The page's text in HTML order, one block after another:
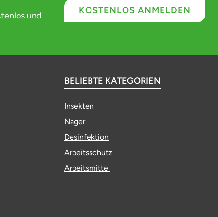
und
KOSTENLOS ANMELDEN
BELIEBTE KATEGORIEN
Insekten
Nager
Desinfektion
Arbeitsschutz
Arbeitsmittel